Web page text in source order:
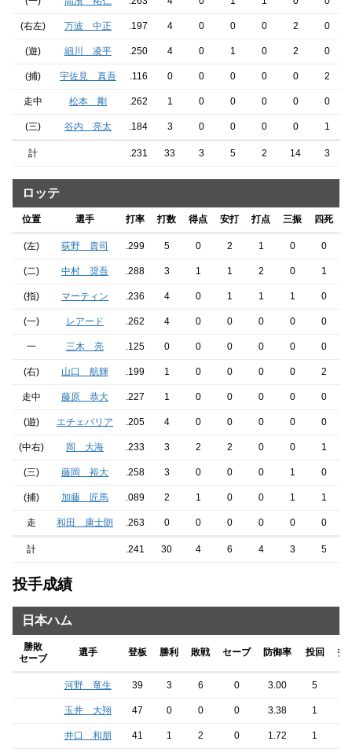
(右左) 万波 中正 .197 4 0 0 0 2 0
(遊) 細川 凌平 .250 4 0 1 0 2 0
(捕) 宇佐見 真吾 .116 0 0 0 0 0 2
走中 松本 剛 .262 1 0 0 0 0 0
(三) 谷内 亮太 .184 3 0 0 0 0 1
計 .231 33 3 5 2 14 3
ロッテ
位置 選手 打率 打数 得点 安打 打点 三振 四死
(左) 荻野 貴司 .299 5 0 2 1 0 0
(二) 中村 奨吾 .288 3 1 1 2 0 1
(指) マーティン .236 4 0 1 1 1 0
(一) レアード .262 4 0 0 0 0 0
一 三木 亮 .125 0 0 0 0 0 0
(右) 山口 航輝 .199 1 0 0 0 0 2
走中 藤原 恭大 .227 1 0 0 0 0 0
(遊) エチェバリア .205 4 0 0 0 0 0
(中右) 岡 大海 .233 3 2 2 0 0 1
(三) 藤岡 裕大 .258 3 0 0 0 1 0
(捕) 加藤 匠馬 .089 2 1 0 0 1 1
走 和田 康士朗 .263 0 0 0 0 0 0
計 .241 30 4 6 4 3 5
投手成績
日本ハム
勝敗
セーブ
選手 登板 勝利 敗戦 セーブ 防御率 投回 打
河野 竜生 39 3 6 0 3.00 5
玉井 大翔 47 0 0 0 3.38 1
井口 和朋 41 1 2 0 1.72 1